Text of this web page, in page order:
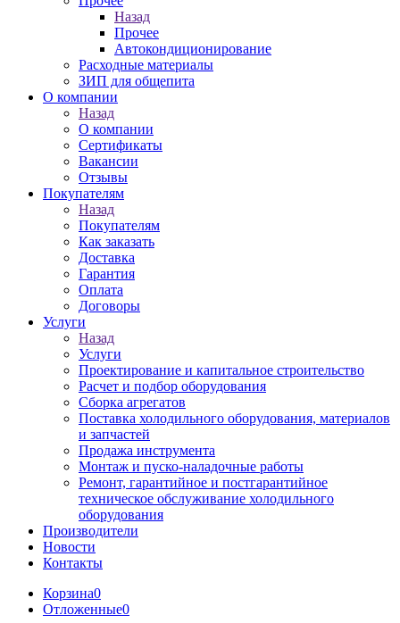
Назад
Прочее
Автокондиционирование
Расходные материалы
ЗИП для общепита
О компании
Назад
О компании
Сертификаты
Вакансии
Отзывы
Покупателям
Назад
Покупателям
Как заказать
Доставка
Гарантия
Оплата
Договоры
Услуги
Назад
Услуги
Проектирование и капитальное строительство
Расчет и подбор оборудования
Сборка агрегатов
Поставка холодильного оборудования, материалов
и запчастей
Продажа инструмента
Монтаж и пуско-наладочные работы
Ремонт, гарантийное и постгарантийное
техническое обслуживание холодильного
оборудования
Производители
Новости
Контакты
Корзина0
Отложенные0